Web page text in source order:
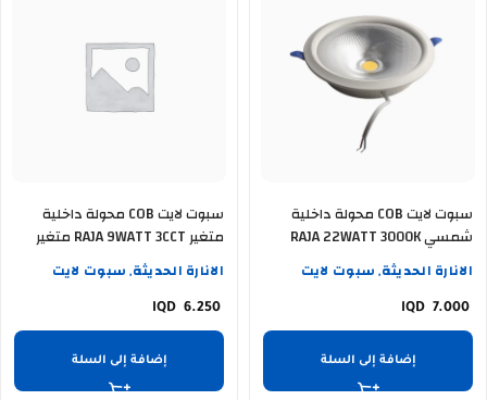
سبوت لايت COB محولة داخلية
شمسي RAJA 22WATT 3000K
الانارة الحديثة, سبوت لايت
7.000
إضافة إلى السلة
سبوت لايت COB محولة داخلية
متغير RAJA 9WATT 3CCT متغير
سويج
الانارة الحديثة, سبوت لايت
6.250
إضافة إلى السلة